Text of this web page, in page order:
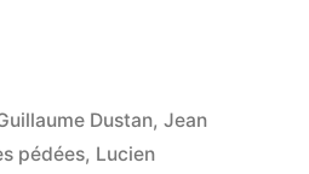
Dustan,Jean
pédées, Lucien